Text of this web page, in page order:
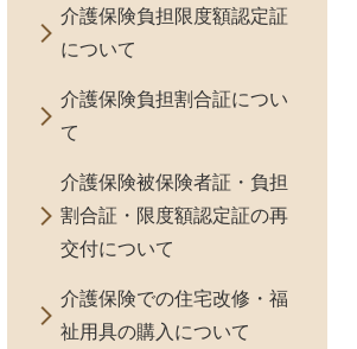
介護保険負担限度額認定証
について
介護保険負担割合証につい
て
介護保険被保険者証・負担
割合証・限度額認定証の再
交付について
介護保険での住宅改修・福
祉用具の購入について